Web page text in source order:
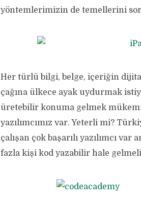
yöntemlerimizin de temellerini
Her türlü bilgi, belge, içeriğin
çağına ülkece ayak uydurmak
üretebilir konuma gelmek
yazılımcımız var. Yeterli mi?
çalışan çok başarılı yazılımcı
fazla kişi kod yazabilir hale